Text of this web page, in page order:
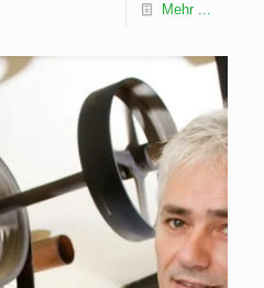
Mehr ...